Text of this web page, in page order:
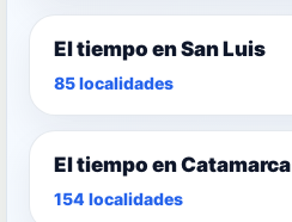
El tiempo en San Luis
85 localidades
El tiempo en Catamarca
154 localidades